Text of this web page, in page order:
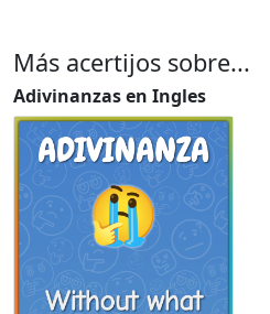
Más acertijos sobre...
Adivinanzas en Ingles